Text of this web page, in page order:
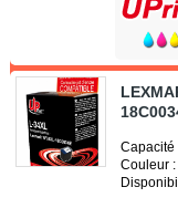
Capacité
Couleur